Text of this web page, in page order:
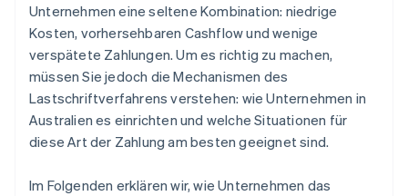
Unternehmen eine seltene Kombination: niedrige
Kosten, vorhersehbaren Cashflow und wenige
verspätete Zahlungen. Um es richtig zu machen,
müssen Sie jedoch die Mechanismen des
Lastschriftverfahrens verstehen: wie Unternehmen in
Australien es einrichten und welche Situationen für
diese Art der Zahlung am besten geeignet sind.
Im Folgenden erklären wir, wie Unternehmen das